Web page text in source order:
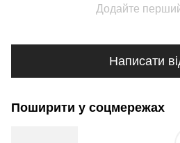
Додайте перший
Написати
Поширити у соцмережах